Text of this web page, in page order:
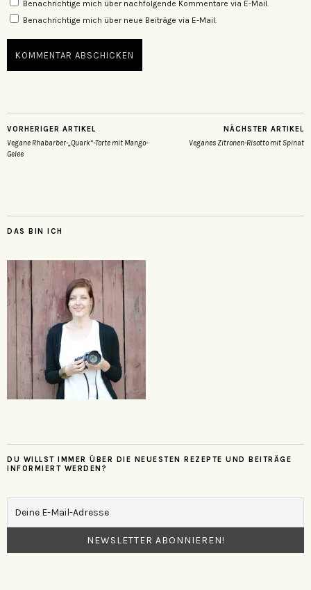
Benachrichtige mich über nachfolgende Kommentare via E-Mail.
Benachrichtige mich über neue Beiträge via E-Mail.
VORHERIGER ARTIKEL
Vegane Rhabarber-„Quark“-Torte mit Mango-
Gelee
NÄCHSTER ARTIKEL
Veganes Zitronen-Risotto mit Spinat
DAS BIN ICH
DU WILLST IMMER ÜBER DIE NEUESTEN REZEPTE UND BEITRÄGE
INFORMIERT WERDEN?